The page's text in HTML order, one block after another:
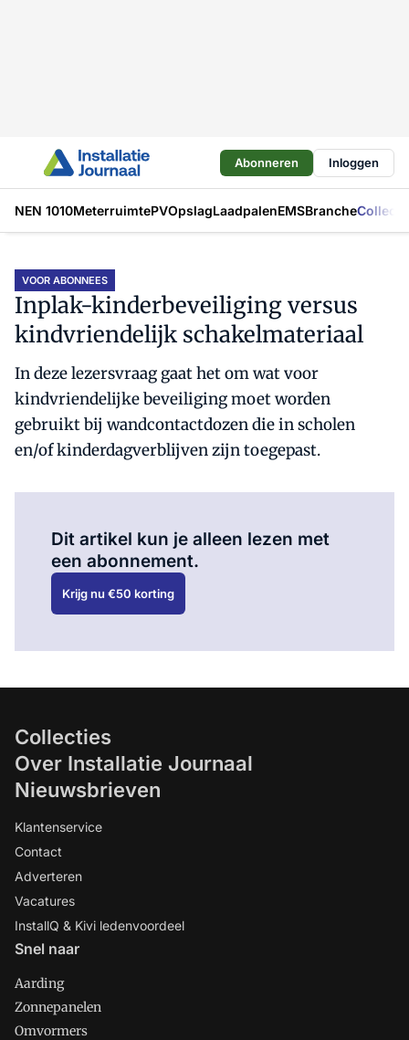
Abonneren Inloggen
NEN 1010MeterruimtePVOpslagLaadpalenEMSBranche
VOOR ABONNEES
Inplak-kinderbeveiliging versus
kindvriendelijk schakelmateriaal
In deze lezersvraag gaat het om wat voor
kindvriendelijke beveiliging moet worden
gebruikt bij wandcontactdozen die in scholen
en/of kinderdagverblijven zijn toegepast.
Dit artikel kun je alleen lezen met
een abonnement.
Krijg nu €50 korting
Collecties
Over Installatie Journaal
Nieuwsbrieven
Klantenservice
Contact
Adverteren
Vacatures
InstallQ & Kivi ledenvoordeel
Snel naar
Aarding
Zonnepanelen
Omvormers